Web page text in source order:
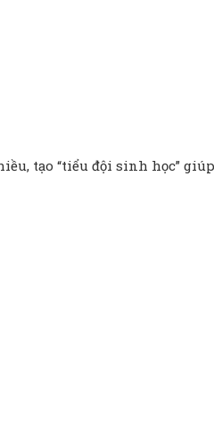
tạo “tiểu đội sinh học”